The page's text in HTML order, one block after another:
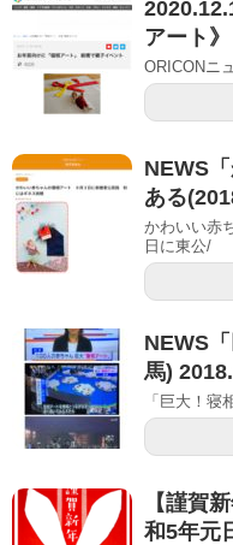
アート》
ORICONニ
NEWS
ある
かわいい赤
日に東公/
NEWS
馬)
「巨大！寝
【謹賀
和5年元